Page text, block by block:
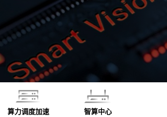
算力调度加速 智算中心